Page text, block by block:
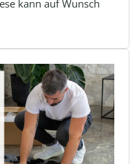
kann auf Wunsch